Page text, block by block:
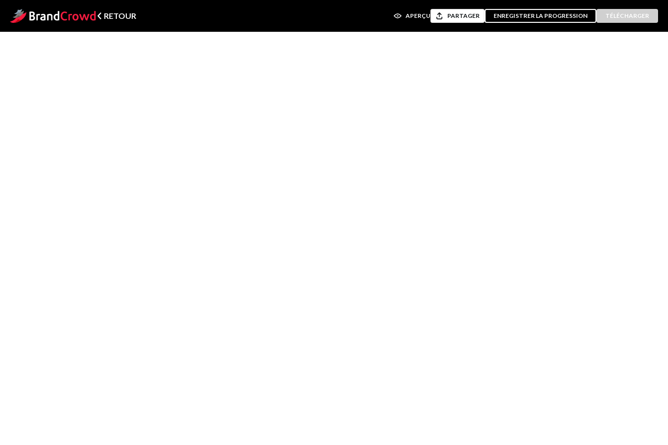
RETOUR APERÇU PARTAGER ENREGISTRER LA PROGRESSION TÉLÉCHARGER